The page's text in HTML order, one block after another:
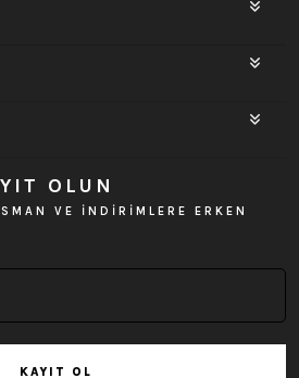
OLUN
VE İNDİRİMLERE ERKEN
KAYIT OL